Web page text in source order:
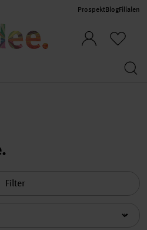
ProspektBlogFilialen
Filter